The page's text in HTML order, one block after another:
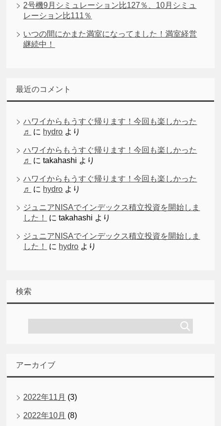
2号機9月シミュレーション比127％、10月シミュ
レーション比111％
いつの間にかまた満室になってました！満室経営
継続中！
最近のコメント
ハワイからもうすぐ帰ります！今回も楽しかった
♬
に hydro より
ハワイからもうすぐ帰ります！今回も楽しかった
♬
にtakahashi より
ハワイからもうすぐ帰ります！今回も楽しかった
♬
に hydro より
ジュニアNISAでインデックス積立投資を開始しま
した！
にtakahashi より
ジュニアNISAでインデックス積立投資を開始しま
した！
に hydro より
検索
アーカイブ
2022年11月 (3)
2022年10月 (8)